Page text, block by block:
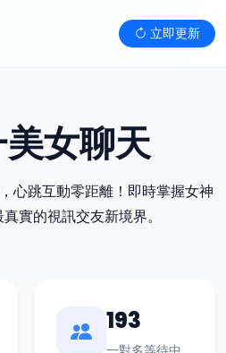
立即更新
女聊天
心跳互動零距離！即時掌握女神
實的視訊交友新境界。
193